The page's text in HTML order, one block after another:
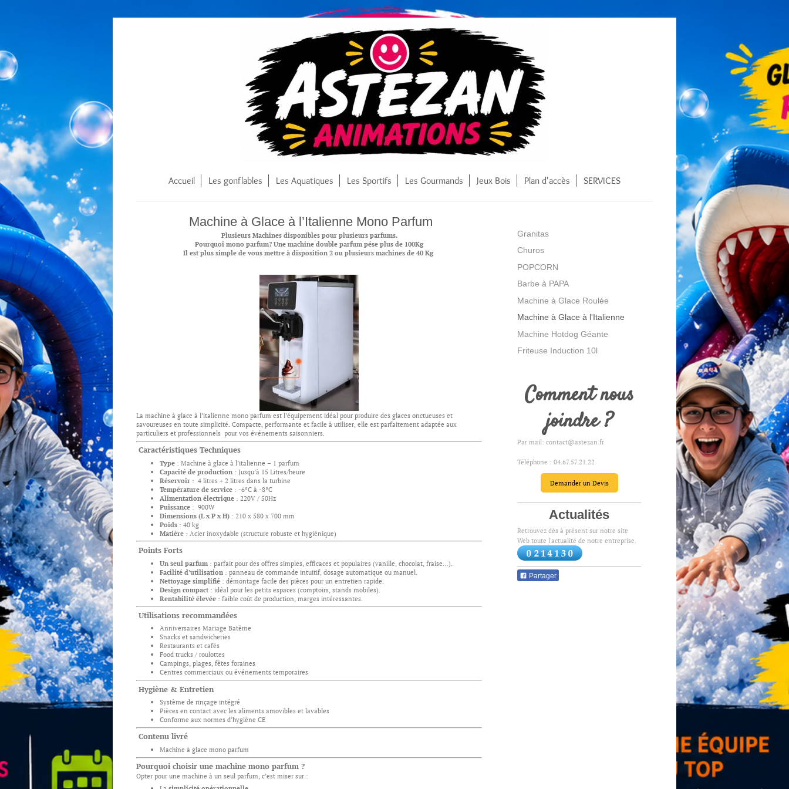
Accueil Les gonflables Les Aquatiques Les Sportifs Les Gourmands Jeux Bois Plan d'accès SERVICES
Machine à Glace à l’Italienne Mono Parfum
Plusieurs Machines disponibles pour plusieurs parfums.
Pourquoi mono parfum? Une machine double parfum pése plus de 100Kg
Il est plus simple de vous mettre à disposition 2 ou plusieurs machines de 40 Kg
La machine à glace à l’italienne mono parfum est l’équipement idéal pour produire des glaces onctueuses et
savoureuses en toute simplicité. Compacte, performante et facile à utiliser, elle est parfaitement adaptée aux
particuliers et professionnels pour vos événements saisonniers.
Caractéristiques Techniques
Type : Machine à glace à l’italienne – 1 parfum
Capacité de production : Jusqu’à 15 Litres/heure
Réservoir : 4 litres + 2 litres dans la turbine
Température de service : -6°C à -8°C
Alimentation électrique : 220V / 50Hz
Puissance : 900W
Dimensions (L x P x H) : 210 x 580 x 700 mm
Poids : 40 kg
Matière : Acier inoxydable (structure robuste et hygiénique)
Points Forts
Un seul parfum : parfait pour des offres simples, efficaces et populaires (vanille, chocolat, fraise…).
Facilité d’utilisation : panneau de commande intuitif, dosage automatique ou manuel.
Nettoyage simplifié : démontage facile des pièces pour un entretien rapide.
Design compact : idéal pour les petits espaces (comptoirs, stands mobiles).
Rentabilité élevée : faible coût de production, marges intéressantes.
Utilisations recommandées
Anniversaires Mariage Batême
Snacks et sandwicheries
Restaurants et cafés
Food trucks / roulottes
Campings, plages, fêtes foraines
Centres commerciaux ou événements temporaires
Hygiène & Entretien
Système de rinçage intégré
Pièces en contact avec les aliments amovibles et lavables
Conforme aux normes d’hygiène CE
Contenu livré
Machine à glace mono parfum
Pourquoi choisir une machine mono parfum ?
Opter pour une machine à un seul parfum, c’est miser sur :
Granitas
Churos
POPCORN
Barbe à PAPA
Machine à Glace Roulée
Machine à Glace à l'Italienne
Machine Hotdog Géante
Friteuse Induction 10l
Comment nous
joindre ?
Par mail: contact@astezan.fr
Téléphone : 04.67.57.21.22
Demander un Devis
Actualités
Retrouvez dès à présent sur notre site
Web toute l'actualité de notre entreprise.
Partager